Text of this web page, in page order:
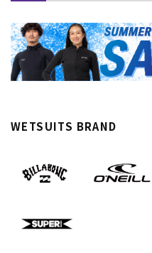
CATEGORY
サーフTOP
スノーTOP
WETSUITS BRAND